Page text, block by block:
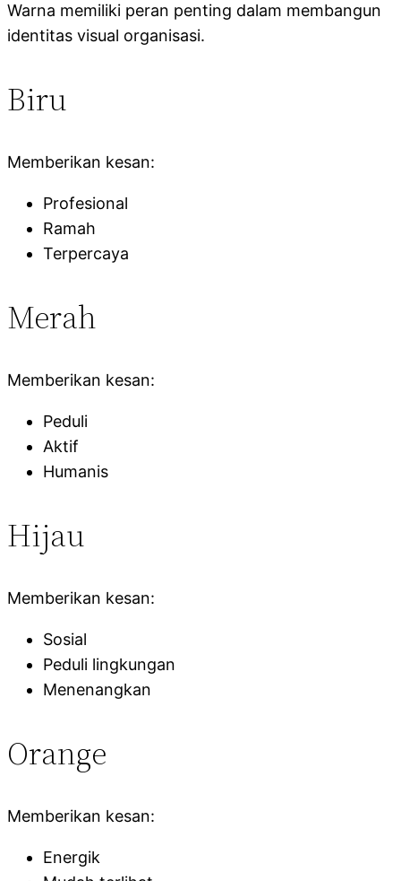
Warna memiliki peran penting dalam membangun
identitas visual organisasi.
Biru
Memberikan kesan:
Profesional
Ramah
Terpercaya
Merah
Memberikan kesan:
Peduli
Aktif
Humanis
Hijau
Memberikan kesan:
Sosial
Peduli lingkungan
Menenangkan
Orange
Memberikan kesan:
Energik